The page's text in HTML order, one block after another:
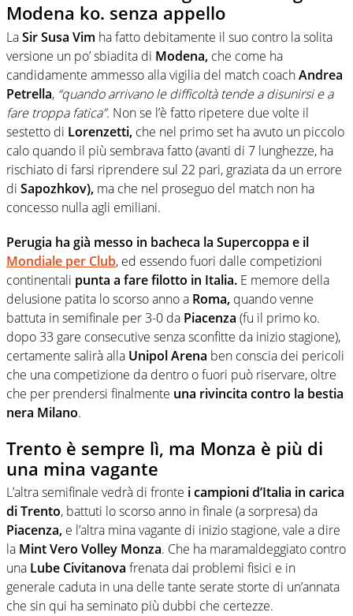
Modena ko. senza appello
LaSir Susa Vim ha fatto debitamente il suo contro la solita
versione un po’ sbiadita di Modena, che come ha
candidamente ammesso alla vigilia del match coachAndrea
Petrella, “quando arrivano le difficoltà tende a disunirsi e a
fare troppa fatica”. Non se l’è fatto ripetere due volte il
sestetto di Lorenzetti, che nel primo set ha avuto un piccolo
calo quando il più sembrava fatto (avanti di 7 lunghezze, ha
rischiato di farsi riprendere sul 22 pari, graziata da un errore
di Sapozhkov), ma che nel proseguo del match non ha
concesso nulla agli emiliani.
Perugia ha già messo in bacheca la Supercoppa e il
Mondiale per Club, ed essendo fuori dalle competizioni
continentali punta a fare filotto in Italia. E memore della
delusione patita lo scorso anno a Roma, quando venne
battuta in semifinale per 3-0 da Piacenza (fu il primo ko.
dopo 33 gare consecutive senza sconfitte da inizio stagione),
certamente salirà alla Unipol Arena ben conscia dei pericoli
che una competizione da dentro o fuori può riservare, oltre
che per prendersi finalmente una rivincita contro la bestia
nera Milano.
Trento è sempre lì, ma Monza è più di
una mina vagante
L’altra semifinale vedrà di fronte i campioni d’Italia in carica
di Trento, battuti lo scorso anno in finale (a sorpresa) da
Piacenza, e l’altra mina vagante di inizio stagione, vale a dire
la Mint Vero Volley Monza. Che ha maramaldeggiato contro
una Lube Civitanova frenata dai problemi fisici e in
generale caduta in una delle tante serate storte di un’annata
che sin qui ha seminato più dubbi che certezze.